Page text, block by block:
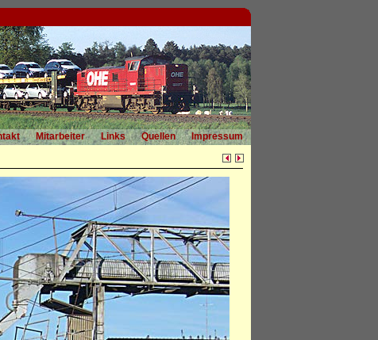
Mitarbeiter Links Quellen
Impressum